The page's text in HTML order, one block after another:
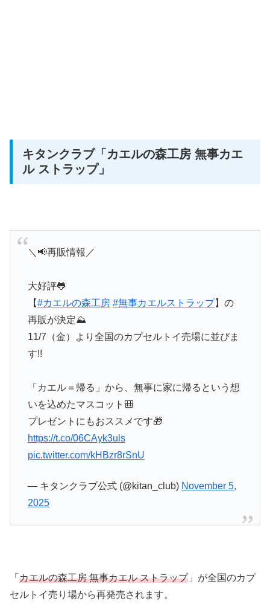
キタンクラブ「カエルの森工房 無事カエ
ル ストラップ」
＼📢再販情報／
大好評🐸
【#カエルの森工房 #無事カエルストラップ】の
再販が決定⛰
11/7（金）より全国のカプセルトイ売場に並びま
す!!
「カエル＝帰る」から、無事に家に帰るという想
いを込めたマスコット🎒
プレゼントにもおススメです🎁
https://t.co/06CAyk3uls
pic.twitter.com/kHBzr8rSnU
— キタンクラブ公式 (@kitan_club) November 5,
2025
「 カエルの森工房 無事カエル ストラップ」が全国のカプ
セルトイ売り場から再発売されます。